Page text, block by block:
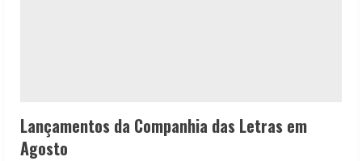
Lançamentos da Companhia das Letras em
Agosto